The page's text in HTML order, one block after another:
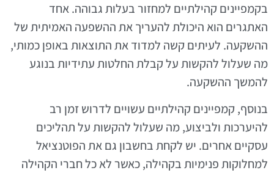
בקמפיינים קהילתיים למחזור בעלות גבוהה. אחד
האתגרים הוא היכולת להעריך את ההשפעה האמיתית של
ההשקעה. לעיתים קשה למדוד את התוצאות באופן כמותי,
מה שעלול להקשות על קבלת החלטות עתידיות בנוגע
להמשך ההשקעה.
בנוסף, קמפיינים קהילתיים עשויים לדרוש זמן רב
להיערכות ולביצוע, מה שעלול להקשות על תהליכים
עסקיים אחרים. יש לקחת בחשבון גם את הפוטנציאל
למחלוקות פנימיות בקהילה, כאשר לא כל חברי הקהילה